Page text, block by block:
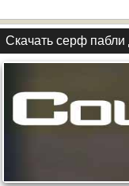
Скачать серф пабли